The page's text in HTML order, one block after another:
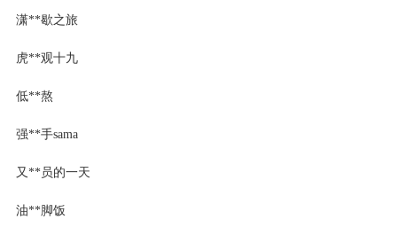
潇**歇之旅
虎**观十九
低**熬
强**手sama
又**员的一天
油**脚饭